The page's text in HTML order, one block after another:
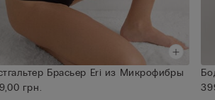
Брасьер Eri из Микрофибры
грн.